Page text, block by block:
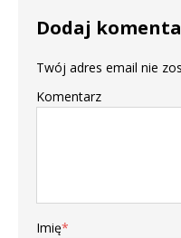
Dodaj
Twój adres email nie
Komentarz
Imię*